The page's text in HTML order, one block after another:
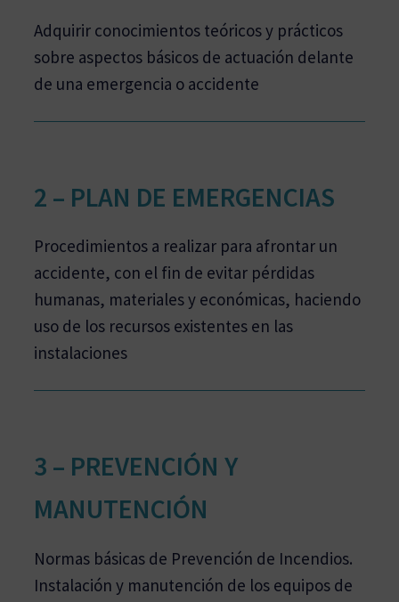
Adquirir conocimientos teóricos y prácticos
sobre aspectos básicos de actuación delante
de una emergencia o accidente
2 – PLAN DE EMERGENCIAS
Procedimientos a realizar para afrontar un
accidente, con el fin de evitar pérdidas
humanas, materiales y económicas, haciendo
uso de los recursos existentes en las
instalaciones
3 – PREVENCIÓN Y
MANUTENCIÓN
Normas básicas de Prevención de Incendios.
Instalación y manutención de los equipos de